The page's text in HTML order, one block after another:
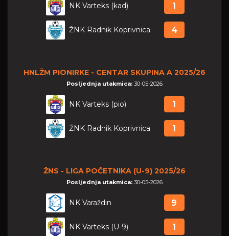
NK Varteks (kad) 1
ŽNK Radnik Koprivnica 4
HNLŽM PIONIRKE - CENTAR SKUPINA A 2025/26
Posljednja utakmica: 30-05-2026
NK Varteks (pio) 1
ŽNK Radnik Koprivnica 1
ŽNS - LIGA POČETNIKA (U-9) 2025/26
Posljednja utakmica: 30-05-2026
NK Varaždin 9
NK Varteks (U-9) 1